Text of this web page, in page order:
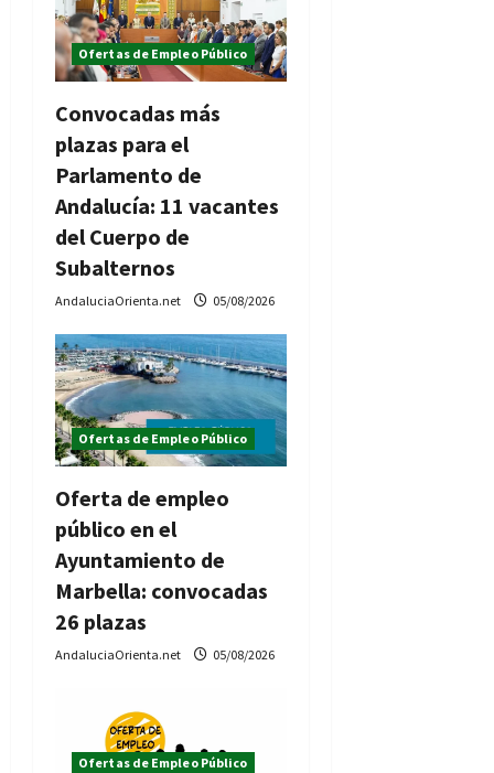
Ofertas de Empleo Público
Convocadas más
plazas para el
Parlamento de
Andalucía: 11 vacantes
del Cuerpo de
Subalternos
AndaluciaOrienta.net 05/08/2026
Ofertas de Empleo Público
Oferta de empleo
público en el
Ayuntamiento de
Marbella: convocadas
26 plazas
AndaluciaOrienta.net 05/08/2026
Ofertas de Empleo Público